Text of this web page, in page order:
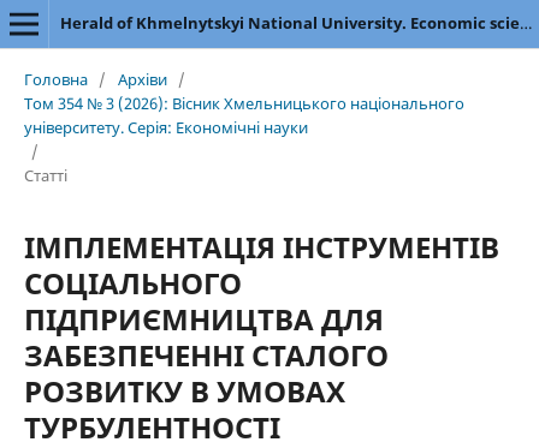
Herald of Khmelnytskyi National University. Economic sciences
Головна / Архіви /
Том 354 № 3 (2026): Вісник Хмельницького національного
університету. Серія: Економічні науки
/
Статті
ІМПЛЕМЕНТАЦІЯ ІНСТРУМЕНТІВ
СОЦІАЛЬНОГО
ПІДПРИЄМНИЦТВА ДЛЯ
ЗАБЕЗПЕЧЕННІ СТАЛОГО
РОЗВИТКУ В УМОВАХ
ТУРБУЛЕНТНОСТІ